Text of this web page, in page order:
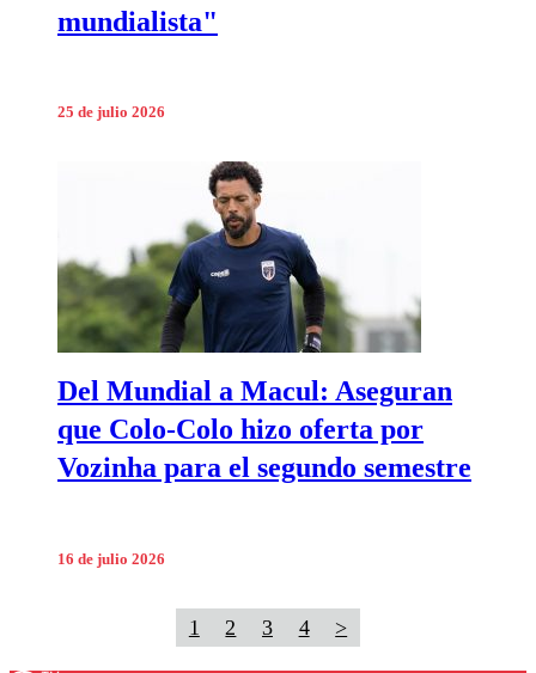
mundialista"
25 de julio 2026
Del Mundial a Macul: Aseguran
que Colo-Colo hizo oferta por
Vozinha para el segundo semestre
16 de julio 2026
1 2 3 4 >